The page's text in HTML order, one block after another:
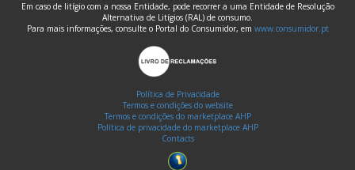
Em caso de litígio com a nossa Entidade, pode recorrer a uma Entidade de Resolução
Alternativa de Litígios (RAL) de consumo.
Para mais informações, consulte o Portal do Consumidor, em www.consumidor.pt
Política de Privacidade
Termos e condições do website
Termos e condições do marketplace AHP
Política de privacidade do marketplace AHP
Contacts